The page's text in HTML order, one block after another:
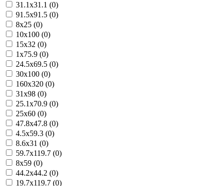
31.1x31.1 (0)
91.5x91.5 (0)
8x25 (0)
10x100 (0)
15x32 (0)
1x75.9 (0)
24.5x69.5 (0)
30x100 (0)
160x320 (0)
31x98 (0)
25.1x70.9 (0)
25x60 (0)
47.8x47.8 (0)
4.5x59.3 (0)
8.6x31 (0)
59.7x119.7 (0)
8x59 (0)
44.2x44.2 (0)
19.7x119.7 (0)